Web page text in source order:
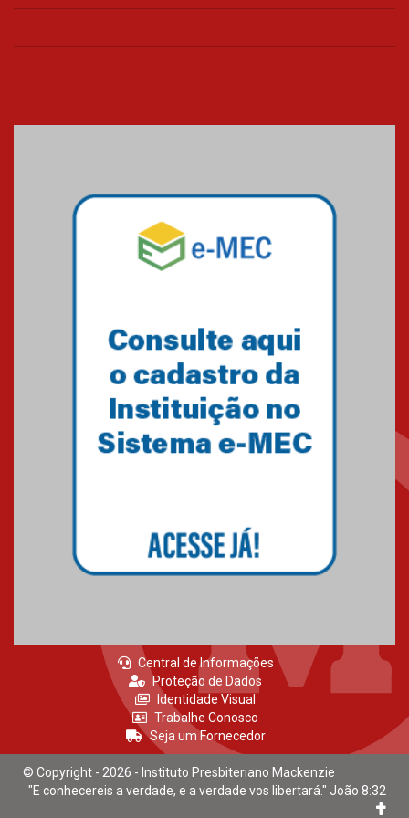
Central de Informações
Proteção de Dados
Identidade Visual
Trabalhe Conosco
Seja um Fornecedor
© Copyright - 2026 - Instituto Presbiteriano Mackenzie
"E conhecereis a verdade, e a verdade vos libertará." João 8:32